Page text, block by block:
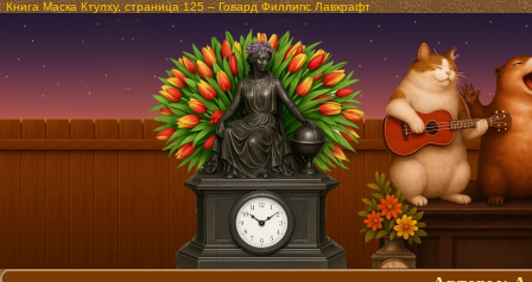
Книга Маска Ктулху, страница 125 – Говард Филлипс Лавкрафт